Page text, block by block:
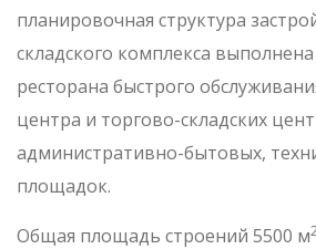
планировочная структура
складского комплекса выполнена
ресторана быстрого
центра и торгово-складских
административно-бытовых,
площадок.
Общая площадь строений 5500 м